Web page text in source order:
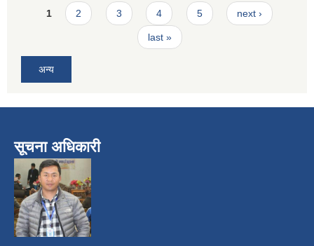
Pages
1 2 3 4 5 next ›
last »
अन्य
सूचना अधिकारी